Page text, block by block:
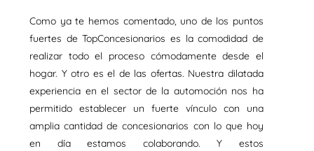
Como ya te hemos comentado, uno de los puntos
fuertes de TopConcesionarios es la comodidad de
realizar todo el proceso cómodamente desde el
hogar. Y otro es el de las ofertas. Nuestra dilatada
experiencia en el sector de la automoción nos ha
permitido establecer un fuerte vínculo con una
amplia cantidad de concesionarios con lo que hoy
en día estamos colaborando. Y estos